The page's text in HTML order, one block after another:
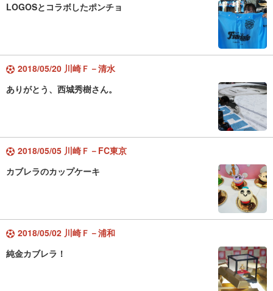
LOGOSとコラボしたポンチョ
2018/05/20 川崎Ｆ－清水
ありがとう、西城秀樹さん。
2018/05/05 川崎Ｆ－FC東京
カブレラのカップケーキ
2018/05/02 川崎Ｆ－浦和
純金カブレラ！